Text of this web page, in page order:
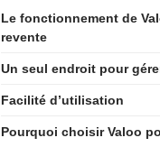
Le fonctionnement de
revente
Un seul endroit pour
Facilité d’utilisation
Pourquoi choisir Valoo